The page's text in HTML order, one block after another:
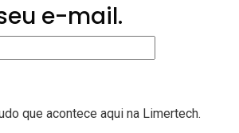
e-mail.
que acontece aqui na Limertech.